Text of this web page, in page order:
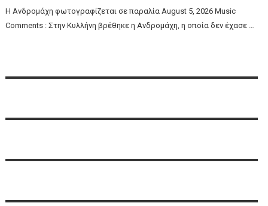
Η Ανδρομάχη φωτογραφίζεται σε παραλία August 5, 2026 Music
Comments : Στην Κυλλήνη βρέθηκε η Ανδρομάχη, η οποία δεν έχασε …